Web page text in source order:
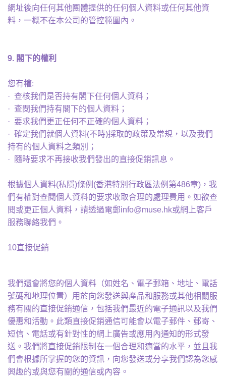
網址後向任何其他團體提供的任何個人資料或任何其他資
料，一概不在本公司的管控範圍內。
9. 閣下的權利
您有權:
· 查核我們是否持有閣下任何個人資料；
· 查閱我們持有閣下的個人資料；
· 要求我們更正任何不正確的個人資料；
· 確定我們就個人資料(不時)採取的政策及常規，以及我們
持有的個人資料之類別；
· 隨時要求不再接收我們發出的直接促銷訊息。
根據個人資料(私隱)條例(香港特別行政區法例第486章)，我
們有權對查閱個人資料的要求收取合理的處理費用。如欲查
閱或更正個人資料，請透過電郵info@muse.hk或網上客戶
服務聯絡我們。
10直接促銷
我們還會將您的個人資料（如姓名、電子郵箱、地址、電話
號碼和地理位置）用於向您發送與產品和服務或其他相關服
務有關的直接促銷通信，包括我們最近的電子通訊以及我們
優惠和活動。此類直接促銷通信可能會以電子郵件、郵寄、
短信、電話或有針對性的網上廣告或應用內通知的形式發
送。我們將直接促銷限制在一個合理和適當的水平，並且我
們會根據所掌握的您的資訊，向您發送或分享我們認為您感
興趣的或與您有關的通信或內容。